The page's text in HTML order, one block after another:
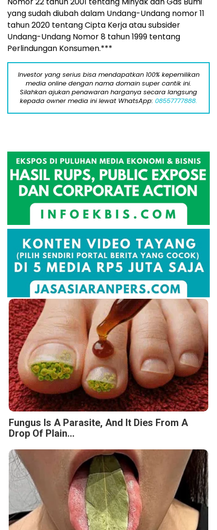
yang sudah diubah dalam Undang-Undang nomor 11
tahun 2020 tentang Cipta Kerja atau subsider
Undang-Undang Nomor 8 tahun 1999 tentang
Perlindungan Konsumen.***
Investor yang serius bisa mendapatkan 100% kepemilikan
media online dengan nama domain super cantik ini.
Silahkan ajukan penawaran harganya secara langsung
kepada owner media ini lewat WhatsApp: 08557777888.
Fungus Is A Parasite, And It Dies From A
Drop Of Plain...